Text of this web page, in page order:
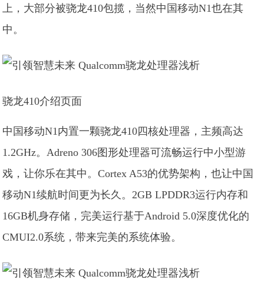
上，大部分被骁龙410包揽，当然中国移动N1也在其
中。
骁龙410介绍页面
中国移动N1内置一颗骁龙410四核处理器，主频高达
1.2GHz。Adreno 306图形处理器可流畅运行中小型游
戏，让你乐在其中。Cortex A53的优势架构，也让中国
移动N1续航时间更为长久。2GB LPDDR3运行内存和
16GB机身存储，完美运行基于Android 5.0深度优化的
CMUI2.0系统，带来完美的系统体验。